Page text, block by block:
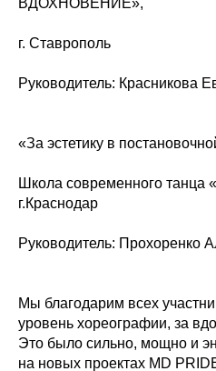
г. Ставрополь
Руководитель: Красникова
«За эстетику в
Школа современного
г.Краснодар
Руководитель: Прохоренко
Мы благодарим всех
уровень хореографии, за
Это было сильно, мощно и
на новых проектах MD